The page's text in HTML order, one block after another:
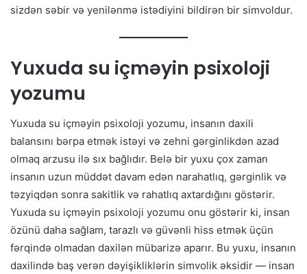
sizdən səbir və yenilənmə istədiyini bildirən bir simvoldur.
Yuxuda su içməyin psixoloji
yozumu
Yuxuda su içməyin psixoloji yozumu, insanın daxili
balansını bərpa etmək istəyi və zehni gərginlikdən azad
olmaq arzusu ilə sıx bağlıdır. Belə bir yuxu çox zaman
insanın uzun müddət davam edən narahatlıq, gərginlik və
təzyiqdən sonra sakitlik və rahatlıq axtardığını göstərir.
Yuxuda su içməyin psixoloji yozumu onu göstərir ki, insan
özünü daha sağlam, tarazlı və güvənli hiss etmək üçün
fərqində olmadan daxilən mübarizə aparır. Bu yuxu, insanın
daxilində baş verən dəyişikliklərin simvolik əksidir — insan